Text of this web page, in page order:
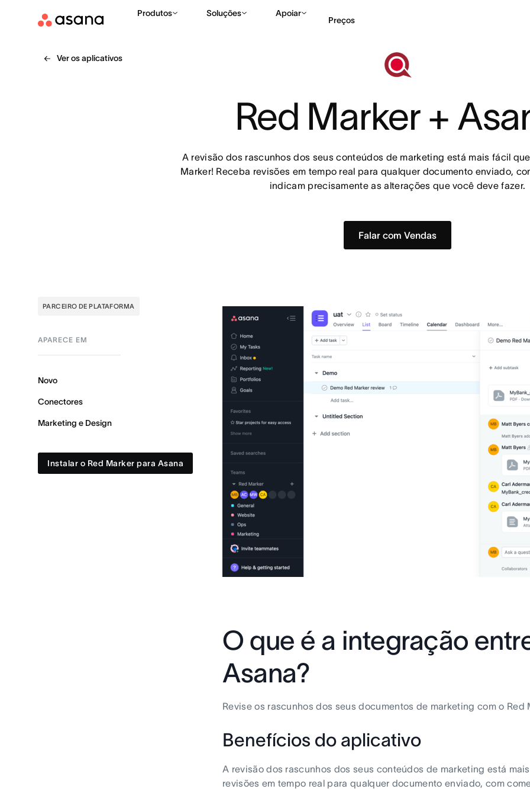
Produtos Soluções Apoiar
Preços
Ver os aplicativos
Red Marker +
A revisão dos rascunhos dos seus conteúdos de marketing está mais fácil
Marker! Receba revisões em tempo real para qualquer documento enviado,
indicam precisamente as alterações que você deve fazer.
Falar com Vendas
PARCEIRO DE PLATAFORMA
APARECE EM
Novo
Conectores
Marketing e Design
Instalar o Red Marker para Asana
O que é a integração
Asana?
Revise os rascunhos dos seus documentos de marketing com o Red
Benefícios do aplicativo
A revisão dos rascunhos dos seus conteúdos de marketing está
revisões em tempo real para qualquer documento enviado, com